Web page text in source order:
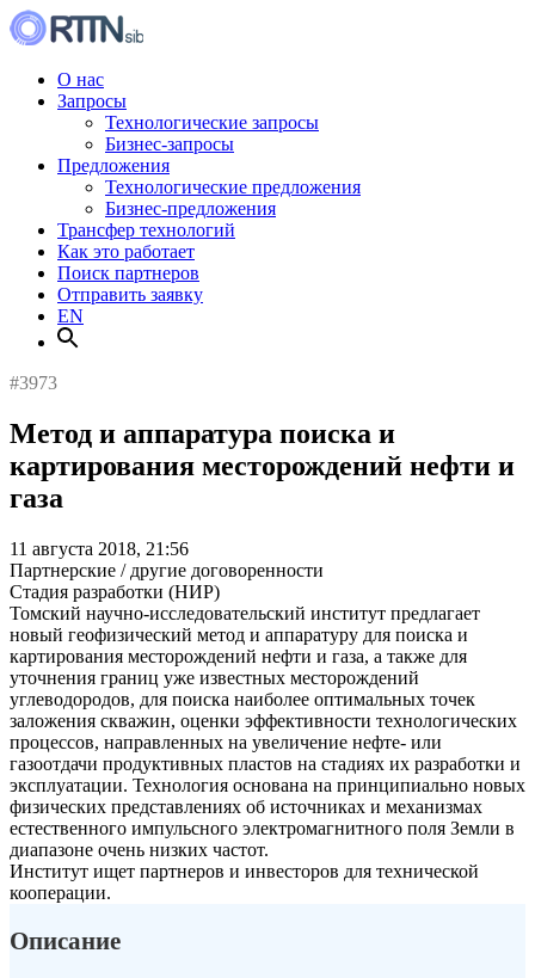
О нас
Запросы
Технологические запросы
Бизнес-запросы
Предложения
Технологические предложения
Бизнес-предложения
Трансфер технологий
Как это работает
Поиск партнеров
Отправить заявку
EN
#3973
Метод и аппаратура поиска и
картирования месторождений нефти и
газа
11 августа 2018, 21:56
Партнерские / другие договоренности
Стадия разработки (НИР)
Томский научно-исследовательский институт предлагает
новый геофизический метод и аппаратуру для поиска и
картирования месторождений нефти и газа, а также для
уточнения границ уже известных месторождений
углеводородов, для поиска наиболее оптимальных точек
заложения скважин, оценки эффективности технологических
процессов, направленных на увеличение нефте- или
газоотдачи продуктивных пластов на стадиях их разработки и
эксплуатации. Технология основана на принципиально новых
физических представлениях об источниках и механизмах
естественного импульсного электромагнитного поля Земли в
диапазоне очень низких частот.
Институт ищет партнеров и инвесторов для технической
кооперации.
Описание